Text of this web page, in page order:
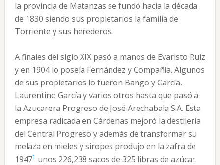
la provincia de Matanzas se fundó hacia la década
de 1830 siendo sus propietarios la familia de
Torriente y sus herederos.
A finales del siglo XIX pasó a manos de Evaristo Ruiz
y en 1904 lo poseía Fernández y Compañía. Algunos
de sus propietarios lo fueron Bango y García,
Laurentino García y varios otros hasta que pasó a
la Azucarera Progreso de José Arechabala S.A. Esta
empresa radicada en Cárdenas mejoró la destilería
del Central Progreso y además de transformar su
melaza en mieles y siropes produjo en la zafra de
19471 unos 226,238 sacos de 325 libras de azúcar.